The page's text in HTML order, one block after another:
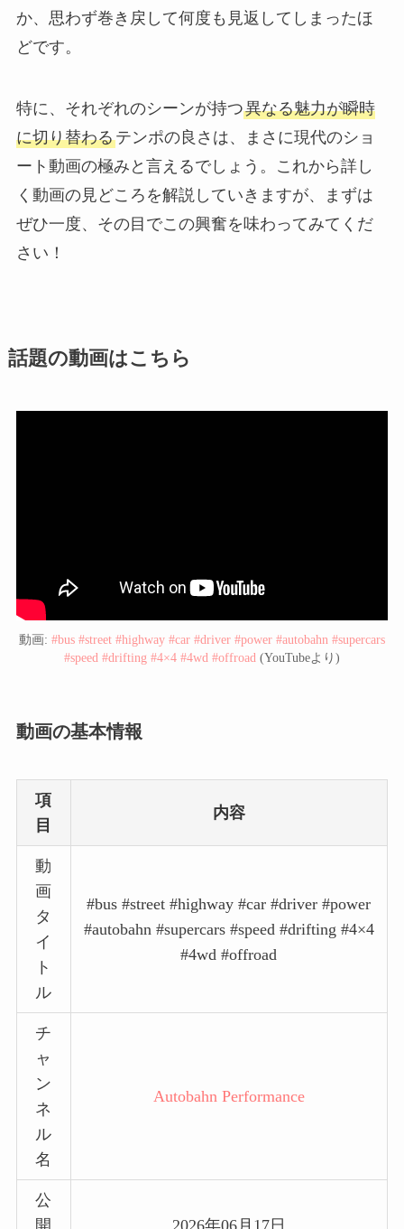
か、思わず巻き戻して何度も見返してしまったほ
どです。
特に、それぞれのシーンが持つ異なる魅力が瞬時
に切り替わるテンポの良さは、まさに現代のショ
ート動画の極みと言えるでしょう。これから詳し
く動画の見どころを解説していきますが、まずは
ぜひ一度、その目でこの興奮を味わってみてくだ
さい！
話題の動画はこちら
動画: #bus #street #highway #car #driver #power #autobahn #supercars
#speed #drifting #4×4 #4wd #offroad (YouTubeより)
動画の基本情報
項
目
内容
動
画
タ
イ
ト
ル
#bus #street #highway #car #driver #power
#autobahn #supercars #speed #drifting #4×4
#4wd #offroad
チ
ャ
ン
ネ
ル
名
Autobahn Performance
公